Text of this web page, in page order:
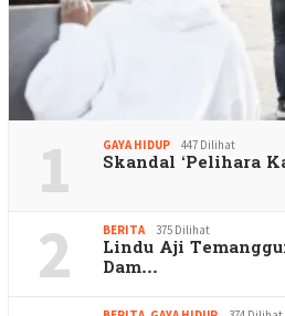
1 GAYA HIDUP 447 Dilihat
Skandal ‘Pelihara
2 BERITA 375 Dilihat
Lindu Aji
Dam…